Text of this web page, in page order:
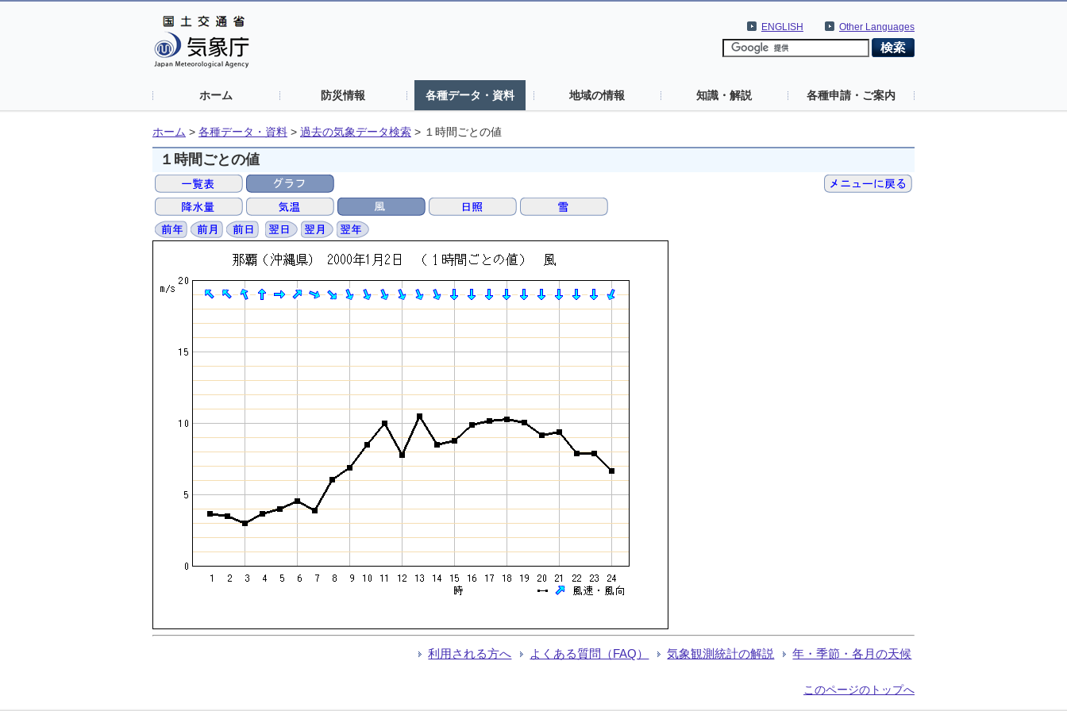
Other Languages
ENGLISH
ホーム 防災情報 各種データ・資料 地域の情報 知識・解説 各種申請・ご案内
ホーム > 各種データ・資料 > 過去の気象データ検索 > １時間ごとの値
１時間ごとの値
利用される方へ よくある質問（FAQ） 気象観測統計の解説 年・季節・各月の天候
このページのトップへ